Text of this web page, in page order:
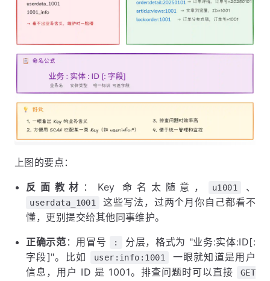
上图的要点：
反面教材 ：Key 命名太随意， u1001 、
userdata_1001
这些写法，过两个月你自己都看不
懂，更别提交给其他同事维护。
正确示范 ：用冒号 :
分层，格式为 "业务:实体:ID[:
字段]"。比如
user:info:1001
一眼就知道是用户
信息，用户 ID 是 1001。排查问题时可以直接
GET